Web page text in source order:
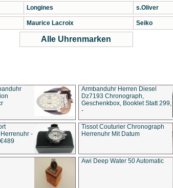
Longines
Maurice Lacroix
s.Oliver
Seiko
Alle Uhrenmarken
Armbanduhr Herren Diesel
Dz7193 Chro­no­graph,
Geschenkbox, Booklet Statt 299,
-
-
Tissot Couturier Chronograph
Herrenuhr Mit Datum
Awi Deep Water 50 Automatic